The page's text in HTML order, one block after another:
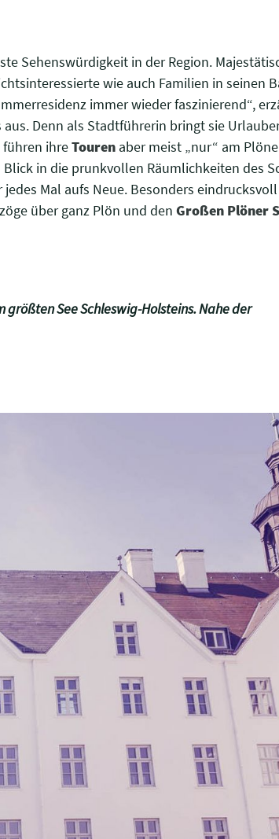
Sehenswürdigkeit in der Region.
wie auch Familien in seinen
immer wieder faszinierend“,
Denn als Stadtführerin bringt sie
führen ihreTouren aber meist „nur“ am
in die prunkvollen Räumlichkeiten des
Mal aufs Neue. Besonders
über ganz Plön und den Großen Plöner
See Schleswig-Holsteins. Nahe der